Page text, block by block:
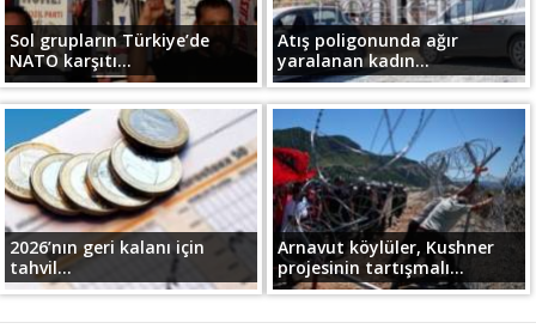
Sol grupların Türkiye’de
NATO karşıtı...
Atış poligonunda ağır
yaralanan kadın...
2026’nın geri kalanı için
tahvil...
Arnavut köylüler, Kushner
projesinin tartışmalı...